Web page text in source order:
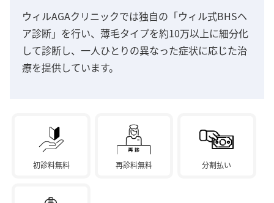
ウィルAGAクリニックでは独自の「ウィル式BHSヘ
ア診断」を行い、薄毛タイプを約10万以上に細分化
して診断し、一人ひとりの異なった症状に応じた治
療を提供しています。
初診料無料 再診料無料 分割払い